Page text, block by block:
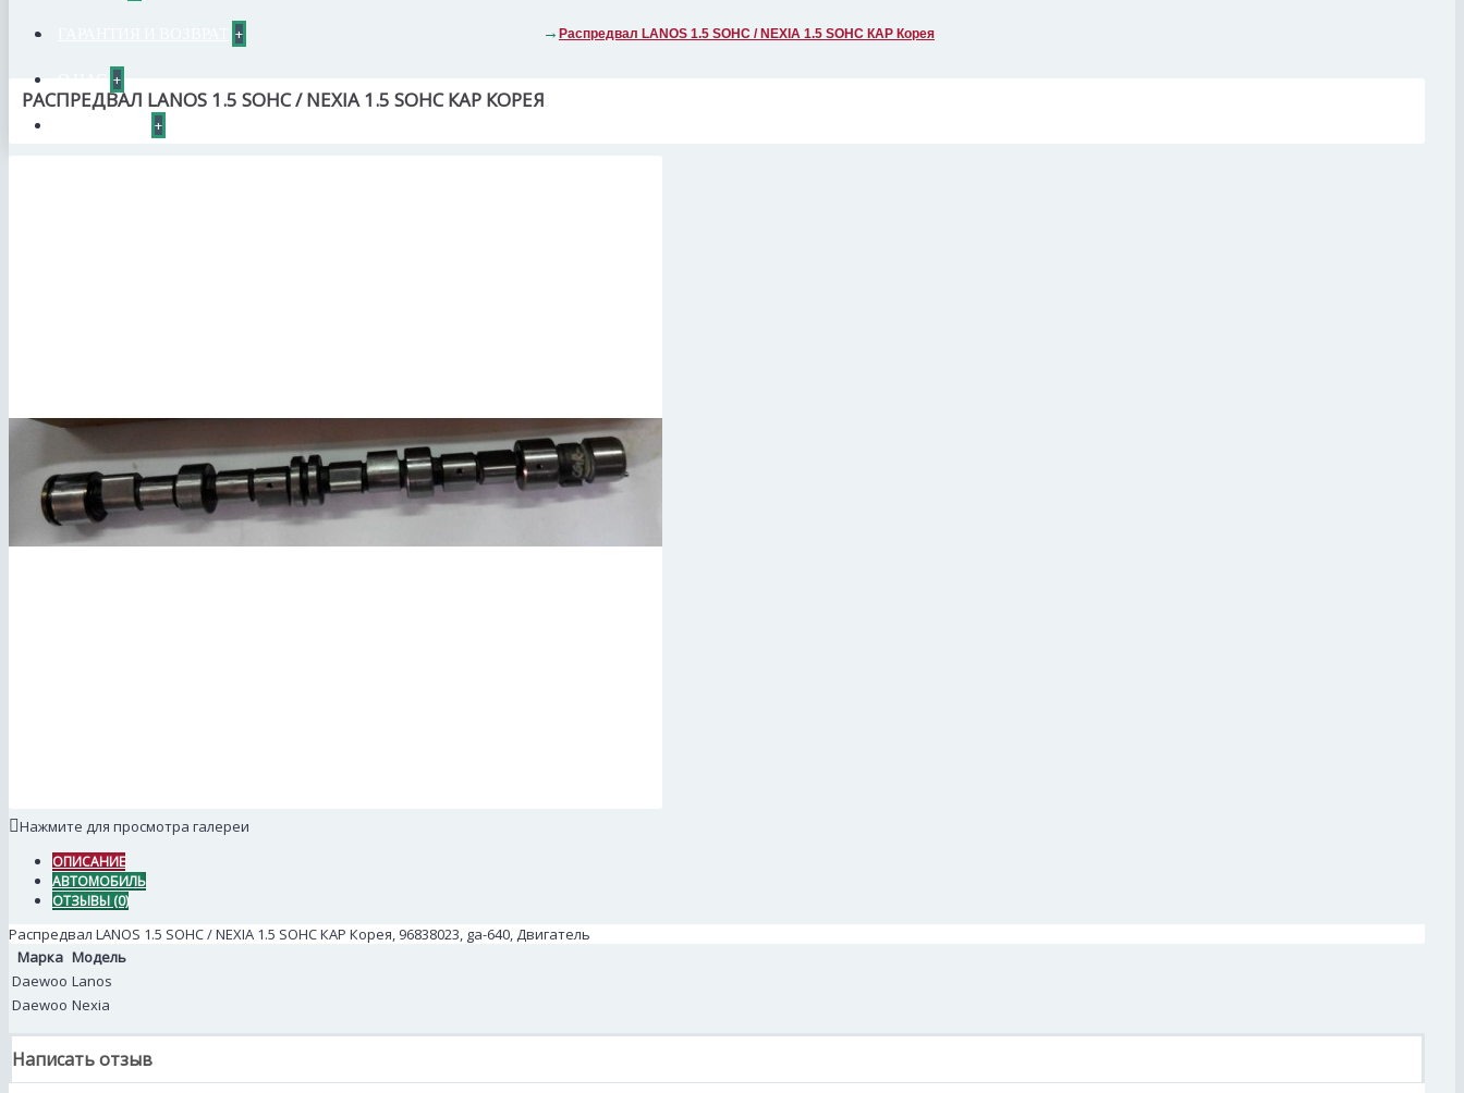
+
+
+
Распредвал LANOS 1.5 SOHC / NEXIA 1.5 SOHC КАР Корея
РАСПРЕДВАЛ LANOS 1.5 SOHC / NEXIA 1.5 SOHC КАР КОРЕЯ
Нажмите для просмотра галереи
ОПИСАНИЕ
АВТОМОБИЛЬ
ОТЗЫВЫ (0)
Распредвал LANOS 1.5 SOHC / NEXIA 1.5 SOHC КАР Корея, 96838023, ga-640, Двигатель
Марка Модель
Daewoo Lanos
Daewoo Nexia
Написать отзыв